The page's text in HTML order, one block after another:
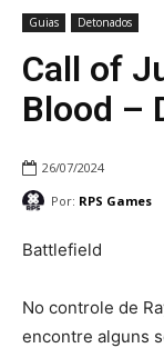
Guias Detonados
Call of
Blood –
26/07/2024
Por: RPS Games
Battlefield
No controle de
encontre alguns